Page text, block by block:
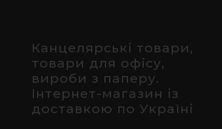
Канцелярські товари,
товари для офісу,
вироби з паперу.
Інтернет-магазин із
доставкою по Україні